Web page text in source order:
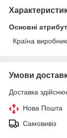
Основні
Країна виробник
Умови
Доставка
Нова Пошта
Самовивіз